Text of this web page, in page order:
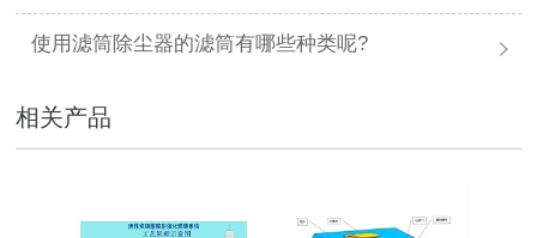
使用滤筒除尘器的滤筒有哪些种类呢?
相关产品